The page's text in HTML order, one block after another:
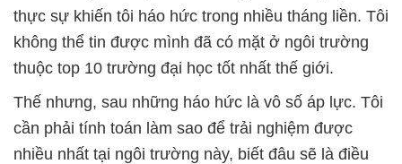
thực sự khiến tôi háo hức trong nhiều tháng liền. Tôi
không thể tin được mình đã có mặt ở ngôi trường
thuộc top 10 trường đại học tốt nhất thế giới.
Thế nhưng, sau những háo hức là vô số áp lực. Tôi
cần phải tính toán làm sao để trải nghiệm được
nhiều nhất tại ngôi trường này, biết đâu sẽ là điều